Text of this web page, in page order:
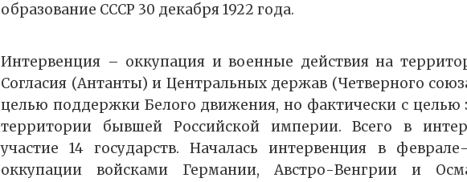
образование СССР 30 декабря 1922 года.
Интервенция – оккупация и военные действия на
Согласия (Антанты) и Центральных держав (Четверного
целью поддержки Белого движения, но фактически с целью
территории бывшей Российской империи. Всего в
участие 14 государств. Началась интервенция в
оккупации войсками Германии, Австро-Венгрии и